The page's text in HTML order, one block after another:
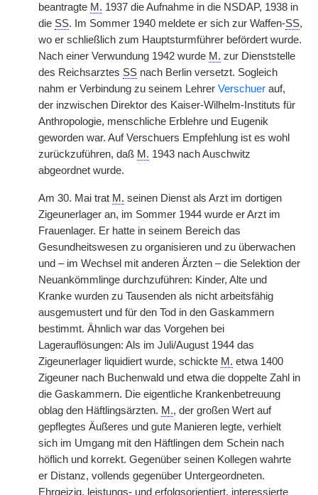
beantragte M. 1937 die Aufnahme in die NSDAP, 1938 in
die SS. Im Sommer 1940 meldete er sich zur Waffen-SS,
wo er schließlich zum Hauptsturmführer befördert wurde.
Nach einer Verwundung 1942 wurde M. zur Dienststelle
des Reichsarztes SS nach Berlin versetzt. Sogleich
nahm er Verbindung zu seinem Lehrer Verschuer auf,
der inzwischen Direktor des Kaiser-Wilhelm-Instituts für
Anthropologie, menschliche Erblehre und Eugenik
geworden war. Auf Verschuers Empfehlung ist es wohl
zurückzuführen, daß M. 1943 nach Auschwitz
abgeordnet wurde.
Am 30. Mai trat M. seinen Dienst als Arzt im dortigen
Zigeunerlager an, im Sommer 1944 wurde er Arzt im
Frauenlager. Er hatte in seinem Bereich das
Gesundheitswesen zu organisieren und zu überwachen
und – im Wechsel mit anderen Ärzten – die Selektion der
Neuankömmlinge durchzuführen: Kinder, Alte und
Kranke wurden zu Tausenden als nicht arbeitsfähig
ausgemustert und für den Tod in den Gaskammern
bestimmt. Ähnlich war das Vorgehen bei
Lagerauflösungen: Als im Juli/August 1944 das
Zigeunerlager liquidiert wurde, schickte M. etwa 1400
Zigeuner nach Buchenwald und etwa die doppelte Zahl in
die Gaskammern. Die eigentliche Krankenbetreuung
oblag den Häftlingsärzten. M., der großen Wert auf
gepflegtes Äußeres und gute Manieren legte, verhielt
sich im Umgang mit den Häftlingen dem Schein nach
höflich und korrekt. Gegenüber seinen Kollegen wahrte
er Distanz, vollends gegenüber Untergeordneten.
Ehrgeizig, leistungs- und erfolgsorientiert, interessierte